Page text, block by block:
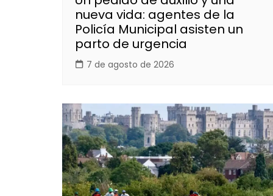
nueva vida: agentes de la
Policía Municipal asisten un
parto de urgencia
7 de agosto de 2026